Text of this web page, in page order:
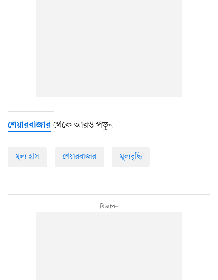
শেয়ারবাজারথেকে আরও পড়ুন
মূল্য হ্রাস শেয়ারবাজার মূল্যবৃদ্ধি